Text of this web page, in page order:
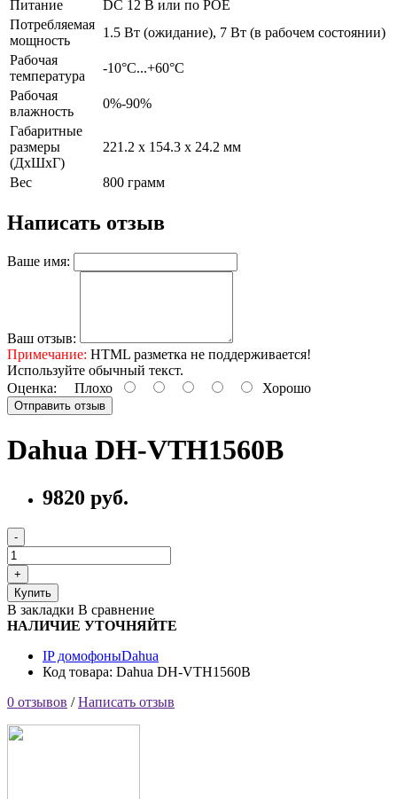
Питание
DC 12 В или по POE
Потребляемая
мощность
1.5 Вт (ожидание), 7 Вт (в рабочем состоянии)
Рабочая
температура
-10°С...+60°C
Рабочая
влажность
0%-90%
Габаритные
размеры
(ДхШхГ)
221.2 х 154.3 х 24.2 мм
Вес 800 грамм
Написать отзыв
Ваше имя:
Ваш отзыв:
Примечание: HTML разметка не поддерживается!
Используйте обычный текст.
Оценка: Плохо Хорошо
Отправить отзыв
Dahua DH-VTH1560B
9820 руб.
Купить
В закладки В сравнение
НАЛИЧИЕ УТОЧНЯЙТЕ
IP домофоныDahua
Код товара: Dahua DH-VTH1560B
0 отзывов /Написать отзыв